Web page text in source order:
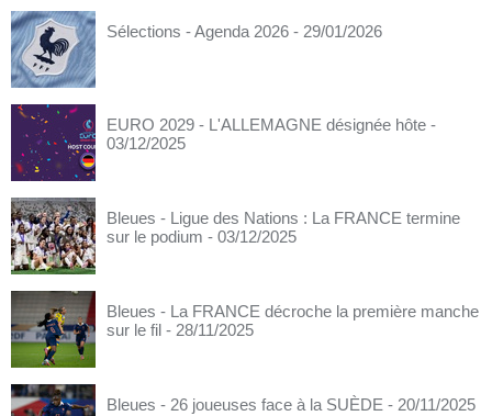
Sélections - Agenda 2026 - 29/01/2026
EURO 2029 - L'ALLEMAGNE désignée hôte -
03/12/2025
Bleues - Ligue des Nations : La FRANCE termine
sur le podium - 03/12/2025
Bleues - La FRANCE décroche la première manche
sur le fil - 28/11/2025
Bleues - 26 joueuses face à la SUÈDE - 20/11/2025